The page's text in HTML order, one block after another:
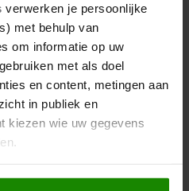
verwerken je persoonlijke
met behulp van
om informatie op uw
met als doel
en content, metingen aan
in publiek en
kiezen wie uw gegevens
ook graag:
ligt nu in de winkel
lezen
kopen